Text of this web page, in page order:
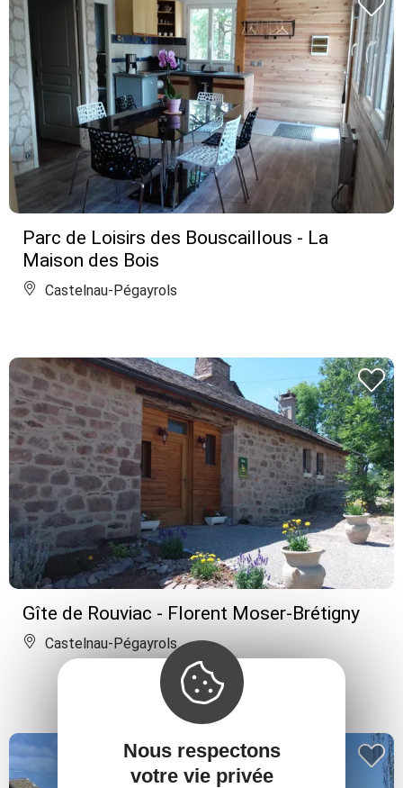
Parc de Loisirs des Bouscaillous - La
Maison des Bois
Castelnau-Pégayrols
Gîte de Rouviac - Florent Moser-Brétigny
Castelnau-Pégayrols
Nous respectons
votre vie privée